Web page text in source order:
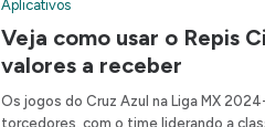
Aplicativos
Veja como usar o Repis
valores a receber
Os jogos do Cruz Azul na Liga MX
torcedores, com o time liderando a